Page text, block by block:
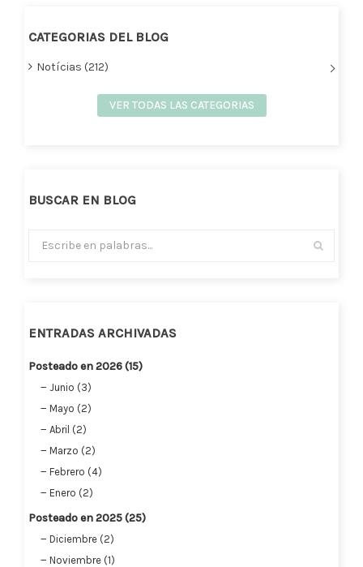
CATEGORIAS DEL BLOG
Notícias (212)
VER TODAS LAS CATEGORIAS
BUSCAR EN BLOG
ENTRADAS ARCHIVADAS
Posteado en 2026 (15)
Junio (3)
Mayo (2)
Abril (2)
Marzo (2)
Febrero (4)
Enero (2)
Posteado en 2025 (25)
Diciembre (2)
Noviembre (1)